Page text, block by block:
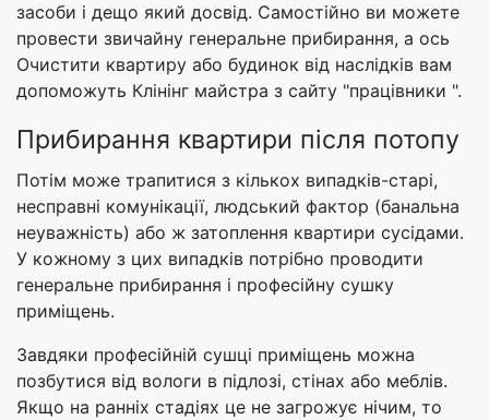
засоби і дещо який досвід. Самостійно ви можете
провести звичайну генеральне прибирання, а ось
Очистити квартиру або будинок від наслідків вам
допоможуть Клінінг майстра з сайту "працівники ".
Прибирання квартири після потопу
Потім може трапитися з кількох випадків-старі,
несправні комунікації, людський фактор (банальна
неуважність) або ж затоплення квартири сусідами.
У кожному з цих випадків потрібно проводити
генеральне прибирання і професійну сушку
приміщень.
Завдяки професійній сушці приміщень можна
позбутися від вологи в підлозі, стінах або меблів.
Якщо на ранніх стадіях це не загрожує нічим, то